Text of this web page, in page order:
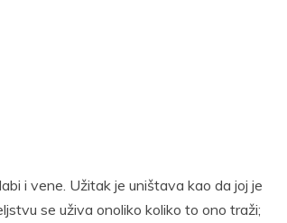
i vene. Užitak je uništava kao da joj je
se uživa onoliko koliko to ono traži;